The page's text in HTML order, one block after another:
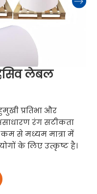
लेबल
प्रतिभा और
रंग सटीकता
से मध्यम मात्रा में
के लिए उत्कृष्ट है।